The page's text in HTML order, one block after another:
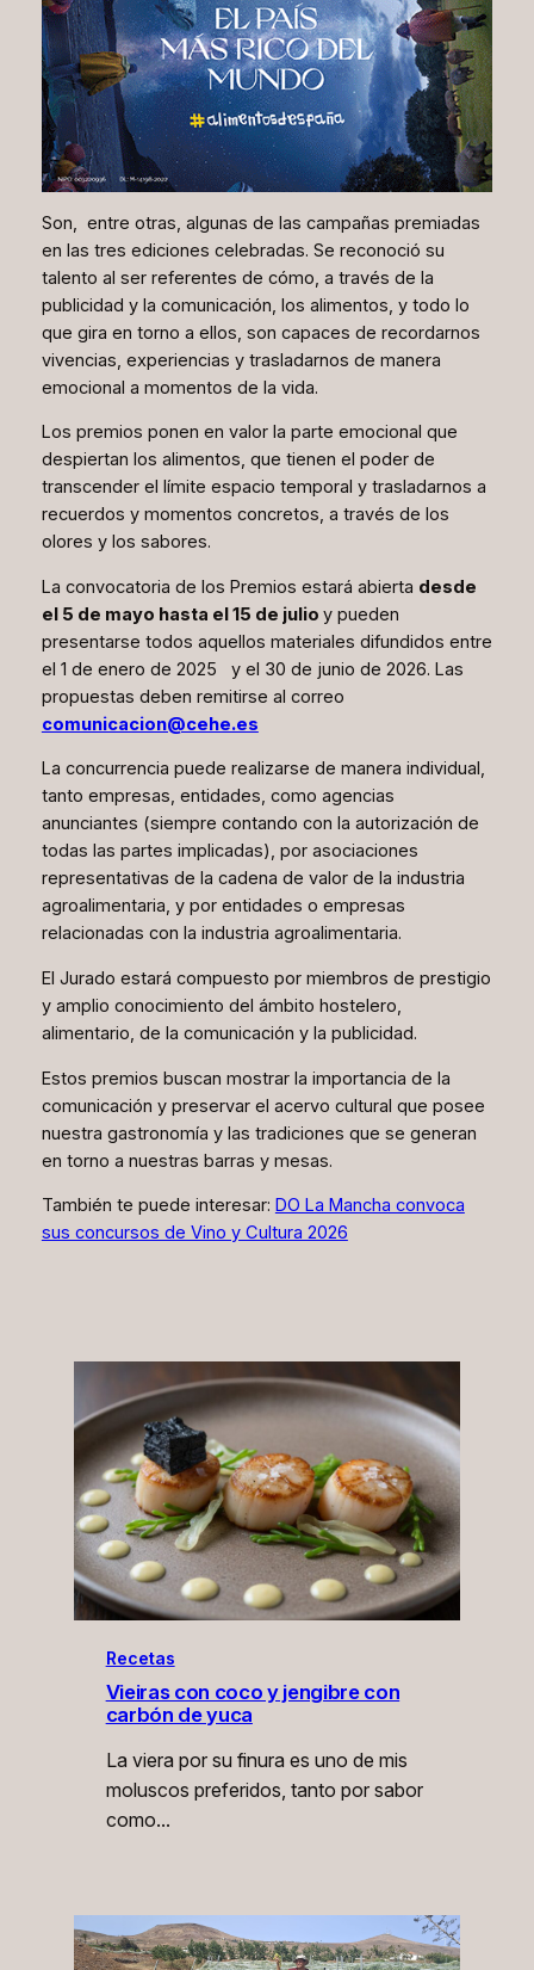
Son, entre otras, algunas de las campañas premiadas
en las tres ediciones celebradas. Se reconoció su
talento al ser referentes de cómo, a través de la
publicidad y la comunicación, los alimentos, y todo lo
que gira en torno a ellos, son capaces de recordarnos
vivencias, experiencias y trasladarnos de manera
emocional a momentos de la vida.
Los premios ponen en valor la parte emocional que
despiertan los alimentos, que tienen el poder de
transcender el límite espacio temporal y trasladarnos a
recuerdos y momentos concretos, a través de los
olores y los sabores.
La convocatoria de los Premios estará abierta desde
el 5 de mayo hasta el 15 de julio y pueden
presentarse todos aquellos materiales difundidos entre
el 1 de enero de 2025 y el 30 de junio de 2026. Las
propuestas deben remitirse al correo
comunicacion@cehe.es
La concurrencia puede realizarse de manera individual,
tanto empresas, entidades, como agencias
anunciantes (siempre contando con la autorización de
todas las partes implicadas), por asociaciones
representativas de la cadena de valor de la industria
agroalimentaria, y por entidades o empresas
relacionadas con la industria agroalimentaria.
El Jurado estará compuesto por miembros de prestigio
y amplio conocimiento del ámbito hostelero,
alimentario, de la comunicación y la publicidad.
Estos premios buscan mostrar la importancia de la
comunicación y preservar el acervo cultural que posee
nuestra gastronomía y las tradiciones que se generan
en torno a nuestras barras y mesas.
También te puede interesar: DO La Mancha convoca
sus concursos de Vino y Cultura 2026
Recetas
Vieiras con coco y jengibre con
carbón de yuca
La viera por su finura es uno de mis
moluscos preferidos, tanto por sabor
como…